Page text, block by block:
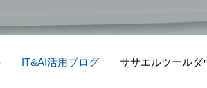
IT&AI活用ブログ ササエルツールダ